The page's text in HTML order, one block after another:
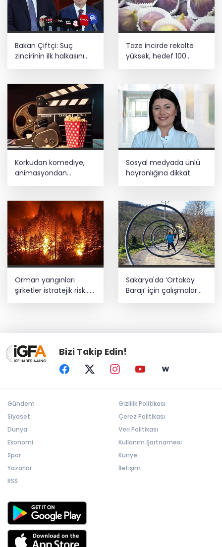
Bakan Çiftçi: Suç
zincirinin ilk halkasını
kıracağız
Taze incirde rekolte
yüksek, hedef 100
milyon dolar
Korkudan komediye,
animasyondan
dramaya 6 yeni film
Sosyal medyada ünlü
hayranlığına dikkat
Orman yangınları
şirketler istratejik risk...
Sakarya'da ‘Ortaköy
Barajı’ için çalışmalar
Bizi Takip Edin!
Gündem
Siyaset
Dünya
Ekonomi
Spor
Yazarlar
RSS
Gizlilik Politikası
Çerez Politikası
Veri Politikası
Kullanım Şartnamesi
Künye
İletişim